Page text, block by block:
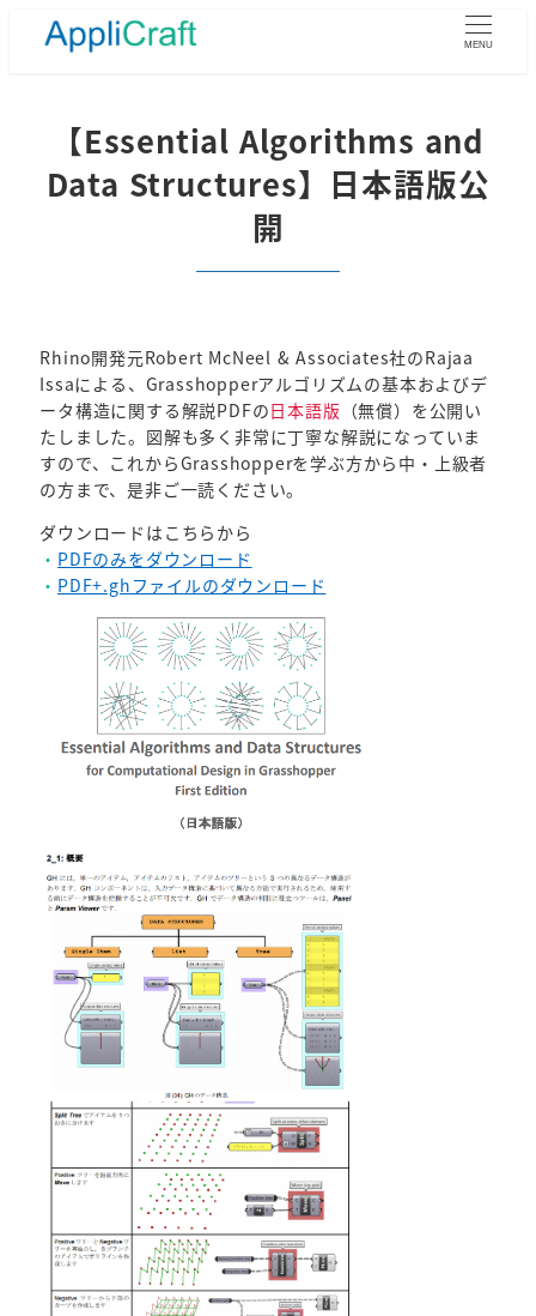
MENU
【Essential Algorithms and
Data Structures】日本語版公
開
Rhino開発元Robert McNeel & Associates社のRajaa
Issaによる、Grasshopperアルゴリズムの基本およびデ
ータ構造に関する解説PDFの日本語版 （無償）を公開い
たしました。図解も多く非常に丁寧な解説になっていま
すので、これからGrasshopperを学ぶ方から中・上級者
の方まで、是非ご一読ください。
ダウンロードはこちらから
・ PDFのみをダウンロード
・ PDF+.ghファイルのダウンロード